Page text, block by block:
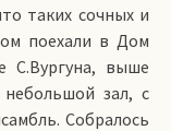
таких сочных и
поехали в Дом
С.Вургуна, выше
небольшой зал, с
Собралось